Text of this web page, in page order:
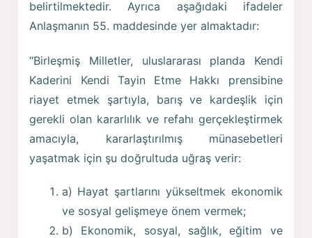
belirtilmektedir. Ayrıca aşağıdaki ifadeler
Anlaşmanın 55. maddesinde yer almaktadır:
“Birleşmiş Milletler, uluslararası planda Kendi
Kaderini Kendi Tayin Etme Hakkı prensibine
riayet etmek şartıyla, barış ve kardeşlik için
gerekli olan kararlılık ve refahı gerçekleştirmek
amacıyla, kararlaştırılmış münasebetleri
yaşatmak için şu doğrultuda uğraş verir:
a) Hayat şartlarını yükseltmek ekonomik
ve sosyal gelişmeye önem vermek;
b) Ekonomik, sosyal, sağlık, eğitim ve